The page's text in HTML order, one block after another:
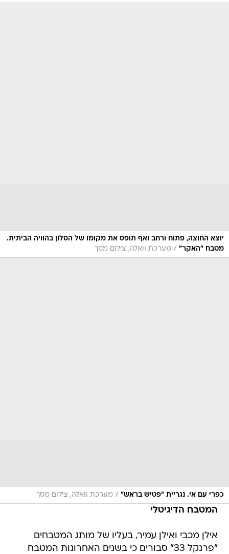
יוצא החוצה, פתוח ורחב ואף תופס את מקומו של הסלון בהוויה הביתית.
מטבח "האקר" / מערכת וואלה, צילום מסך
כפרי עם אי. נגריית "פטיש בראש" / מערכת וואלה, צילום מסך
המטבח הדיגיטלי
אילן מכבי ואילן עמיר, בעליו של מותג המטבחים
"פרנקל 33" סבורים כי בשנים האחרונות המטבח